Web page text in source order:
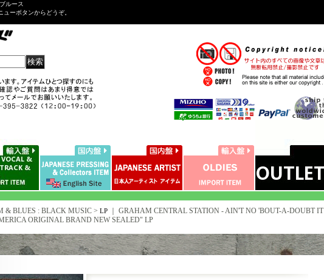
ルース
ーボタンからどうぞ。
& BLUES : BLACK MUSIC > LP
GRAHAM CENTRAL STATION - AIN'T NO 'BOUT-A-DOUBT IT
ORIGINAL BRAND NEW SEALED" LP